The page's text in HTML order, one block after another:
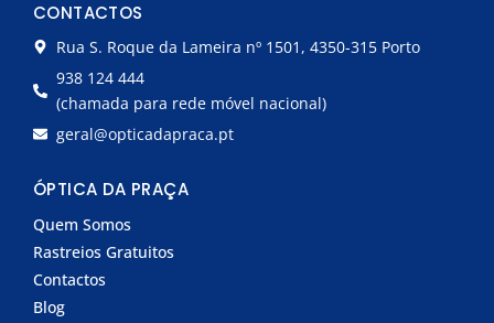
b
o
o
k
-
f
a
g
r
a
m
CONTACTOS
Rua S. Roque da Lameira nº 1501, 4350-315 Porto
938 124 444
(chamada para rede móvel nacional)
geral@opticadapraca.pt
ÓPTICA DA PRAÇA
Quem Somos
Rastreios Gratuitos
Contactos
Blog